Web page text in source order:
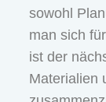
sowohl
man sich
ist der
Materialien